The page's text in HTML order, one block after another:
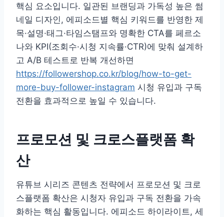
핵심 요소입니다. 일관된 브랜딩과 가독성 높은 썸
네일 디자인, 에피소드별 핵심 키워드를 반영한 제
목·설명·태그·타임스탬프와 명확한 CTA를 페르소
나와 KPI(조회수·시청 지속률·CTR)에 맞춰 설계하
고 A/B 테스트로 반복 개선하면
https://followershop.co.kr/blog/how-to-get-
more-buy-follower-instagram 시청 유입과 구독
전환을 효과적으로 높일 수 있습니다.
프로모션 및 크로스플랫폼 확
산
유튜브 시리즈 콘텐츠 전략에서 프로모션 및 크로
스플랫폼 확산은 시청자 유입과 구독 전환을 가속
화하는 핵심 활동입니다. 에피소드 하이라이트, 세